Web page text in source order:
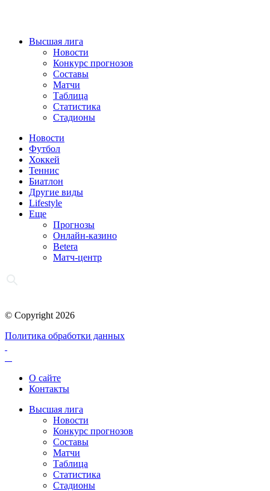
Высшая лига
Новости
Конкурс прогнозов
Составы
Матчи
Таблица
Статистика
Стадионы
Новости
Футбол
Хоккей
Теннис
Биатлон
Другие виды
Lifestyle
Еще
Прогнозы
Онлайн-казино
Betera
Матч-центр
© Copyright 2026
Политика обработки данных
О сайте
Контакты
Высшая лига
Новости
Конкурс прогнозов
Составы
Матчи
Таблица
Статистика
Стадионы